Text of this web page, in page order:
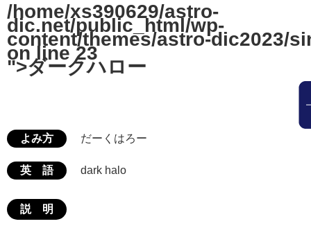
/home/xs390629/astro-
dic.net/public_html/wp-
content/themes/astro-dic2023/
on line23
">ダークハロー
よみ方 だーくはろー
英 語 dark halo
説 明